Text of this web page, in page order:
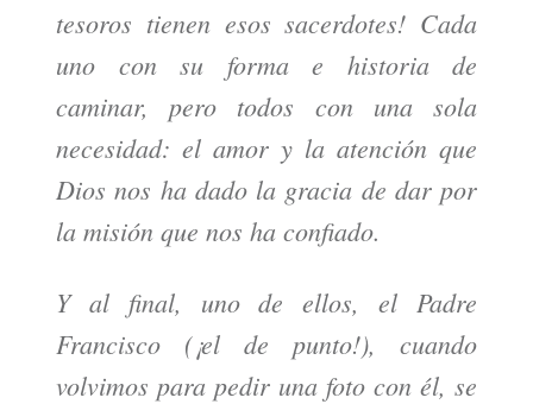
tesoros tienen esos sacerdotes! Cada
uno con su forma e historia de
caminar, pero todos con una sola
necesidad: el amor y la atención que
Dios nos ha dado la gracia de dar por
la misión que nos ha confiado.
Y al final, uno de ellos, el Padre
Francisco (¡el de punto!), cuando
volvimos para pedir una foto con él, se